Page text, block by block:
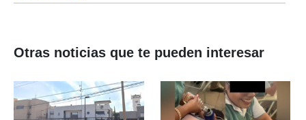
Otras noticias que te pueden interesar